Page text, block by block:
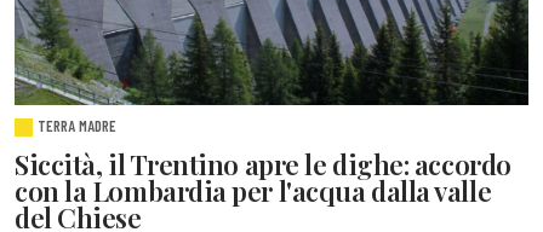
TERRA MADRE
Siccità, il Trentino apre le dighe: accordo
con la Lombardia per l'acqua dalla valle
del Chiese